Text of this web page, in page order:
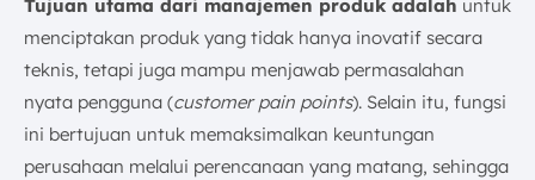
Tujuan utama dari manajemen produk adalah untuk
menciptakan produk yang tidak hanya inovatif secara
teknis, tetapi juga mampu menjawab permasalahan
nyata pengguna (customer pain points). Selain itu, fungsi
ini bertujuan untuk memaksimalkan keuntungan
perusahaan melalui perencanaan yang matang, sehingga